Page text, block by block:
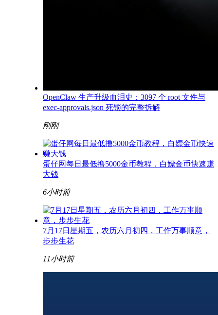
OpenClaw 生产升级血泪史：3097 个 root 文件与
exec-approvals.json 死锁的完整拆解
刚刚
蛋仔网每日最低撸5000金币教程，白嫖金币快速赚
大钱
6小时前
7月17日星期五，农历六月初四，工作万事顺意，
步步生花
11小时前